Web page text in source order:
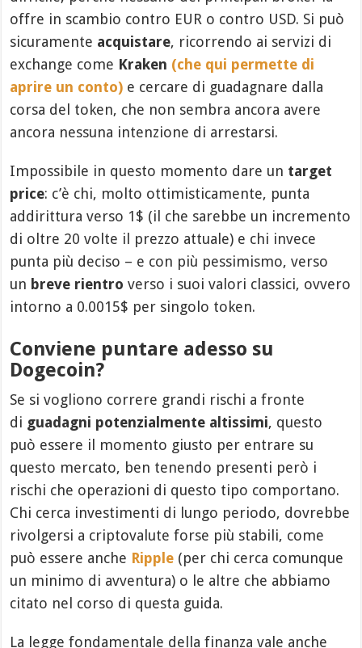
offre in scambio contro EUR o contro USD. Si può
sicuramente acquistare, ricorrendo ai servizi di
exchange come Kraken (che qui permette di
aprire un conto) e cercare di guadagnare dalla
corsa del token, che non sembra ancora avere
ancora nessuna intenzione di arrestarsi.
Impossibile in questo momento dare un target
price: c’è chi, molto ottimisticamente, punta
addirittura verso 1$ (il che sarebbe un incremento
di oltre 20 volte il prezzo attuale) e chi invece
punta più deciso – e con più pessimismo, verso
un breve rientro verso i suoi valori classici, ovvero
intorno a 0.0015$ per singolo token.
Conviene puntare adesso su
Dogecoin?
Se si vogliono correre grandi rischi a fronte
di guadagni potenzialmente altissimi, questo
può essere il momento giusto per entrare su
questo mercato, ben tenendo presenti però i
rischi che operazioni di questo tipo comportano.
Chi cerca investimenti di lungo periodo, dovrebbe
rivolgersi a criptovalute forse più stabili, come
può essere anche Ripple (per chi cerca comunque
un minimo di avventura) o le altre che abbiamo
citato nel corso di questa guida.
La legge fondamentale della finanza vale anche